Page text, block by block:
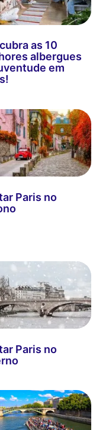
as 10
albergues
em
Paris no
Paris no